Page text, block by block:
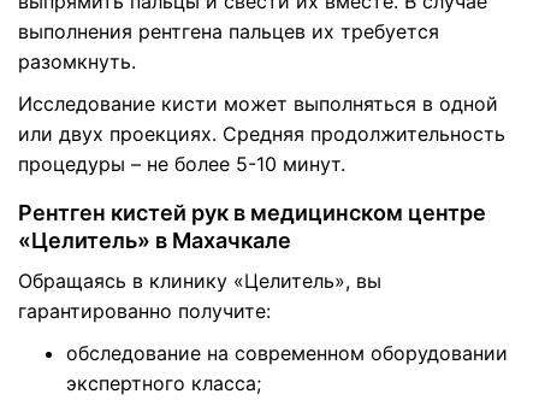
выполнения рентгена пальцев их требуется
разомкнуть.
Исследование кисти может выполняться в одной
или двух проекциях. Средняя продолжительность
процедуры – не более 5-10 минут.
Рентген кистей рук в медицинском центре
«Целитель» в Махачкале
Обращаясь в клинику «Целитель», вы
гарантированно получите:
обследование на современном оборудовании
экспертного класса;